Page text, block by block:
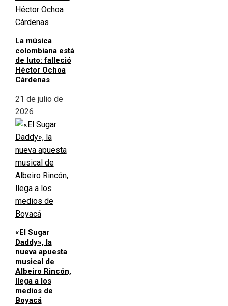
La música
colombiana está
de luto: falleció
Héctor Ochoa
Cárdenas
21 de julio de
2026
«El Sugar
Daddy», la
nueva apuesta
musical de
Albeiro Rincón,
llega a los
medios de
Boyacá